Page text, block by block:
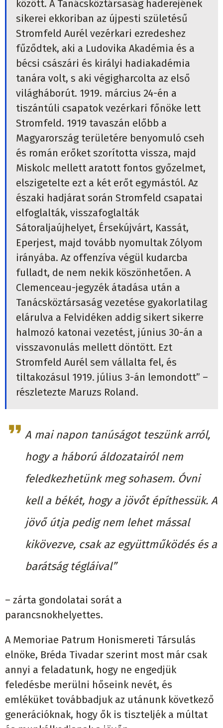
között. A Tanácsköztársaság haderejének
sikerei ekkoriban az újpesti születésű
Stromfeld Aurél vezérkari ezredeshez
fűződtek, aki a Ludovika Akadémia és a
bécsi császári és királyi hadiakadémia
tanára volt, s aki végigharcolta az első
világháborút. 1919. március 24-én a
tiszántúli csapatok vezérkari főnöke lett
Stromfeld. 1919 tavaszán előbb a
Magyarország területére benyomuló cseh
és román erőket szorította vissza, majd
Miskolc mellett aratott fontos győzelmet,
elszigetelte ezt a két erőt egymástól. Az
északi hadjárat során Stromfeld csapatai
elfoglalták, visszafoglalták
Sátoraljaújhelyet, Érsekújvárt, Kassát,
Eperjest, majd tovább nyomultak Zólyom
irányába. Az offenzíva végül kudarcba
fulladt, de nem nekik köszönhetően. A
Clemenceau-jegyzék átadása után a
Tanácsköztársaság vezetése gyakorlatilag
elárulva a Felvidéken addig sikert sikerre
halmozó katonai vezetést, június 30-án a
visszavonulás mellett döntött. Ezt
Stromfeld Aurél sem vállalta fel, és
tiltakozásul 1919. július 3-án lemondott” –
részletezte Maruzs Roland.
A mai napon tanúságot teszünk arról,
hogy a háború áldozatairól nem
feledkezhetünk meg sohasem. Óvni
kell a békét, hogy a jövőt építhessük. A
jövő útja pedig nem lehet mással
kikövezve, csak az együttműködés és a
barátság tégláival”
– zárta gondolatai sorát a
parancsnokhelyettes.
A Memoriae Patrum Honismereti Társulás
elnöke, Bréda Tivadar szerint most már csak
annyi a feladatunk, hogy ne engedjük
feledésbe merülni hőseink nevét, és
emléküket továbbadjuk az utánunk következő
generációknak, hogy ők is tiszteljék a múltat